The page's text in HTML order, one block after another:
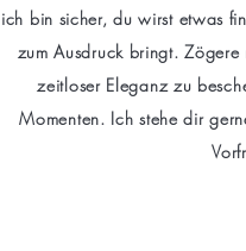
ich bin sicher, du wirst etwas
zum Ausdruck bringt.
zeitloser Eleganz zu
Momenten. Ich stehe dir